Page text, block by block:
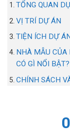
TỔNG QUAN
VỊ TRÍ DỰ ÁN
TIỆN ÍCH DỰ
NHÀ MẪU
CÓ GÌ NỔI BẬT?
CHÍNH SÁCH